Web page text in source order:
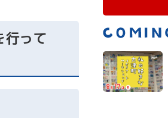
行って